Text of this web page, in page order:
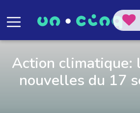
Action climatique:
nouvelles du 17